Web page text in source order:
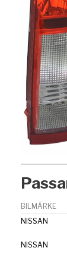
BILMÄRKE
NISSAN
NISSAN